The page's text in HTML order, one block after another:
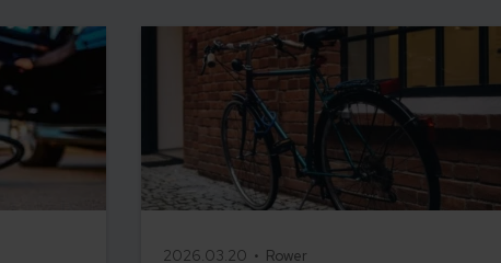
2026.03.20 • Rower